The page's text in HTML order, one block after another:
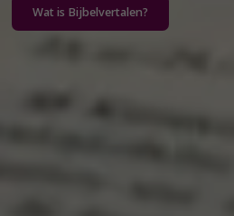
Wat is Bijbelvertalen?